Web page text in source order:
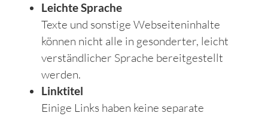
Leichte Sprache
Texte und sonstige Webseiteninhalte
können nicht alle in gesonderter, leicht
verständlicher Sprache bereitgestellt
werden.
Linktitel
Einige Links haben keine separate